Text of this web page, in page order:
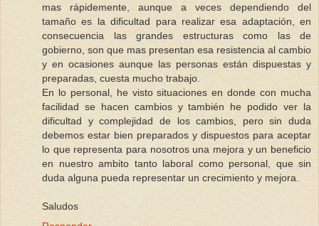
mas rápidemente, aunque a veces dependiendo del
tamaño es la dificultad para realizar esa adaptación, en
consecuencia las grandes estructuras como las de
gobierno, son que mas presentan esa resistencia al cambio
y en ocasiones aunque las personas están dispuestas y
preparadas, cuesta mucho trabajo.
En lo personal, he visto situaciones en donde con mucha
facilidad se hacen cambios y también he podido ver la
dificultad y complejidad de los cambios, pero sin duda
debemos estar bien preparados y dispuestos para aceptar
lo que representa para nosotros una mejora y un beneficio
en nuestro ambito tanto laboral como personal, que sin
duda alguna pueda representar un crecimiento y mejora.
Saludos